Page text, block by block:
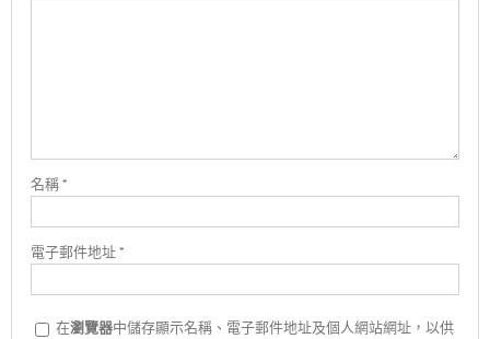
名稱*
電子郵件地址*
在瀏覽器中儲存顯示名稱、電子郵件地址及個人網站網址，以供